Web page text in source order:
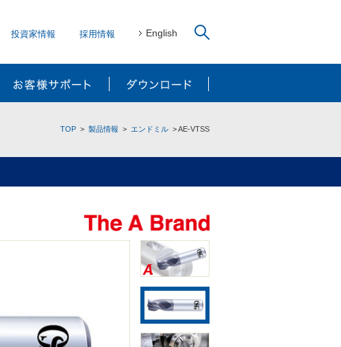
投資家情報 採用情報 English
TOP 製品情報 エンドミル AE-VTSS